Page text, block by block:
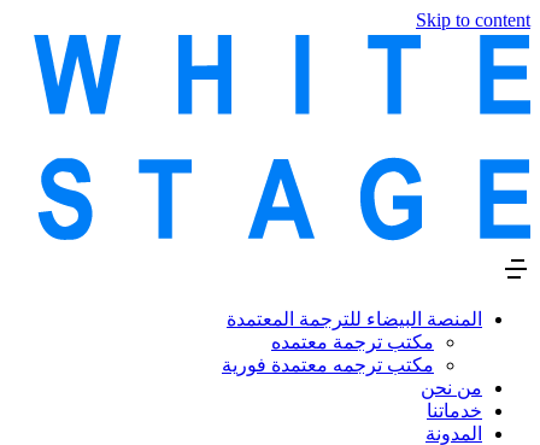
Skip to content
المنصة البيضاء للترجمة المعتمدة
مكتب ترجمة معتمده
مكتب ترجمه معتمدة فورية
من نحن
خدماتنا
المدونة